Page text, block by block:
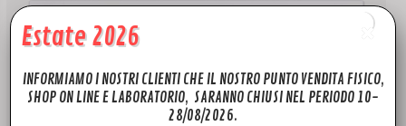
Estate 2026
INFORMIAMO I NOSTRI CLIENTI CHE IL NOSTRO PUNTO VENDITA FISICO,
SHOP ON LINE E LABORATORIO, SARANNO CHIUSI NEL PERIODO 10-
28/08/2026.